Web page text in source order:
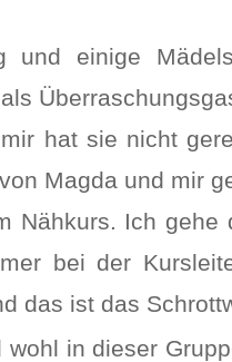
und einige
hat sie nicht
Magda und mir
Nähkurs. Ich
bei der
das ist das
wohl in dieser